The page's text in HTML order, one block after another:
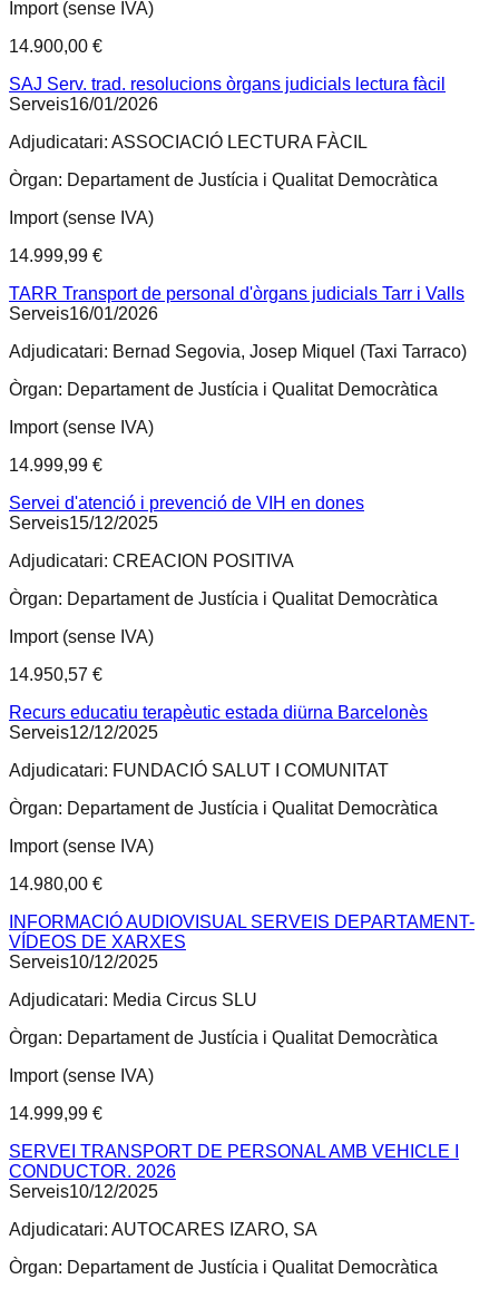
Import (sense IVA)
14.900,00 €
SAJ Serv. trad. resolucions òrgans judicials lectura fàcil
Serveis16/01/2026
Adjudicatari: ASSOCIACIÓ LECTURA FÀCIL
Òrgan: Departament de Justícia i Qualitat Democràtica
Import (sense IVA)
14.999,99 €
TARR Transport de personal d'òrgans judicials Tarr i Valls
Serveis16/01/2026
Adjudicatari: Bernad Segovia, Josep Miquel (Taxi Tarraco)
Òrgan: Departament de Justícia i Qualitat Democràtica
Import (sense IVA)
14.999,99 €
Servei d'atenció i prevenció de VIH en dones
Serveis15/12/2025
Adjudicatari: CREACION POSITIVA
Òrgan: Departament de Justícia i Qualitat Democràtica
Import (sense IVA)
14.950,57 €
Recurs educatiu terapèutic estada diürna Barcelonès
Serveis12/12/2025
Adjudicatari: FUNDACIÓ SALUT I COMUNITAT
Òrgan: Departament de Justícia i Qualitat Democràtica
Import (sense IVA)
14.980,00 €
INFORMACIÓ AUDIOVISUAL SERVEIS DEPARTAMENT-
VÍDEOS DE XARXES
Serveis10/12/2025
Adjudicatari: Media Circus SLU
Òrgan: Departament de Justícia i Qualitat Democràtica
Import (sense IVA)
14.999,99 €
SERVEI TRANSPORT DE PERSONAL AMB VEHICLE I
CONDUCTOR. 2026
Serveis10/12/2025
Adjudicatari: AUTOCARES IZARO, SA
Òrgan: Departament de Justícia i Qualitat Democràtica